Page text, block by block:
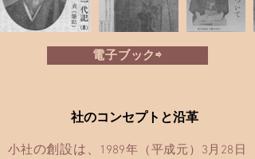
電子ブック⇨
社のコンセプトと沿革
小社の創設は、 1989年 （平成元） 3月28日